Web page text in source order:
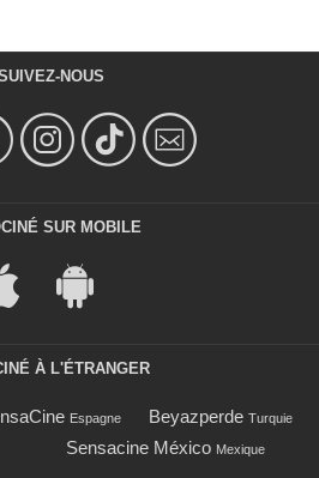
NOUS
SUR MOBILE
À L'ÉTRANGER
Espagne Beyazperde Turquie
Sensacine México Mexique